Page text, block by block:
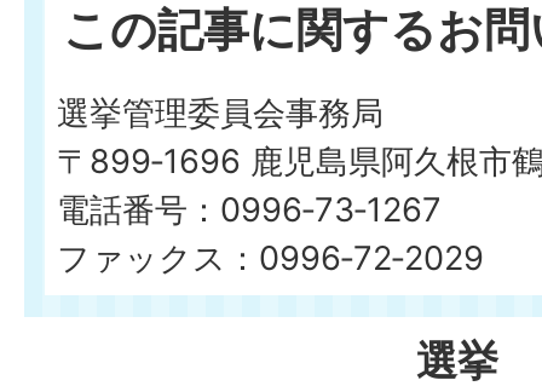
この記事に関するお
選挙管理委員会事務局
〒899‐1696 鹿児島県阿久根市
電話番号：0996‐73‐1267
ファックス：0996‐72‐2029
選挙